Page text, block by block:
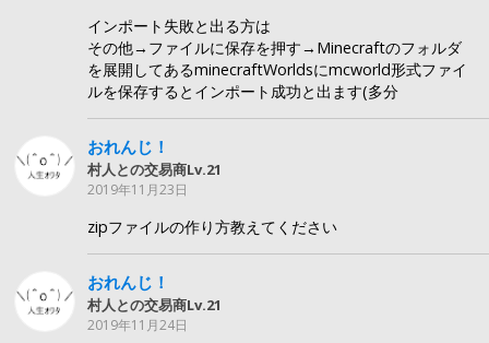
インポート失敗と出る方は
その他→ファイルに保存を押す→Minecraftのフォルダ
を展開してあるminecraftWorldsにmcworld形式ファイ
ルを保存するとインポート成功と出ます(多分
おれんじ！
村人との交易商Lv.21
2019年11月23日
zipファイルの作り方教えてください
おれんじ！
村人との交易商Lv.21
2019年11月24日